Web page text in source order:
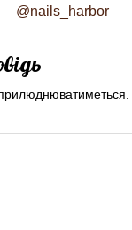
@nails_harbor